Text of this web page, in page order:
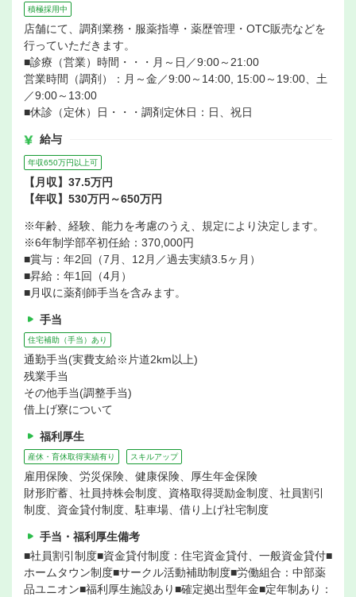
積極採用中
店舗にて、調剤業務・服薬指導・薬歴管理・OTC販売などを
行っていただきます。
■診療（営業）時間・・・月～日／9:00～21:00
営業時間（調剤）：月～金／9:00～14:00, 15:00～19:00、土
／9:00～13:00
■休診（定休）日・・・調剤定休日：日、祝日
給与
年収650万円以上可
【月収】37.5万円
【年収】530万円～650万円
※年齢、経験、能力を考慮のうえ、規定により決定します。
※6年制学部卒初任給：370,000円
■賞与：年2回（7月、12月／過去実績3.5ヶ月）
■昇給：年1回（4月）
■月収に薬剤師手当を含みます。
手当
住宅補助（手当）あり
通勤手当(実費支給※片道2km以上)
残業手当
その他手当(調整手当)
借上げ寮について
福利厚生
産休・育休取得実績有り スキルアップ
雇用保険、労災保険、健康保険、厚生年金保険
財形貯蓄、社員持株会制度、資格取得奨励金制度、社員割引
制度、資金貸付制度、駐車場、借り上げ社宅制度
手当・福利厚生備考
■社員割引制度■資金貸付制度：住宅資金貸付、一般資金貸付■
ホームタウン制度■サークル活動補助制度■労働組合：中部薬
品ユニオン■福利厚生施設あり■確定拠出型年金■定年制あり：